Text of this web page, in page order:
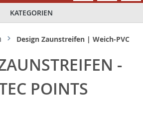
KATEGORIEN
Design Zaunstreifen | Weich-PVC
-
POINTS